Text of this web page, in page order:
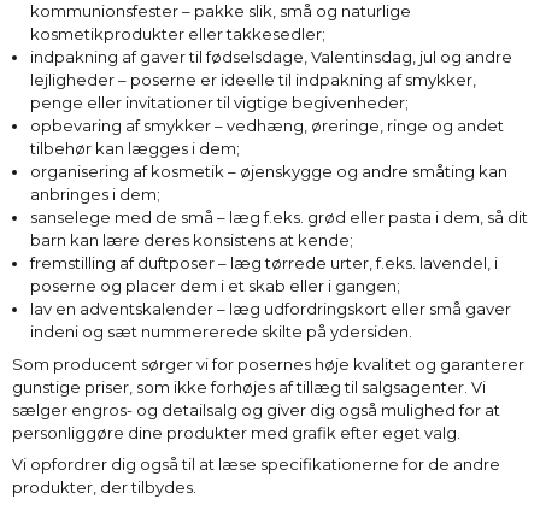
kommunionsfester – pakke slik, små og naturlige
kosmetikprodukter eller takkesedler;
indpakning af gaver til fødselsdage, Valentinsdag, jul og andre
lejligheder – poserne er ideelle til indpakning af smykker,
penge eller invitationer til vigtige begivenheder;
opbevaring af smykker – vedhæng, øreringe, ringe og andet
tilbehør kan lægges i dem;
organisering af kosmetik – øjenskygge og andre småting kan
anbringes i dem;
sanselege med de små – læg f.eks. grød eller pasta i dem, så dit
barn kan lære deres konsistens at kende;
fremstilling af duftposer – læg tørrede urter, f.eks. lavendel, i
poserne og placer dem i et skab eller i gangen;
lav en adventskalender – læg udfordringskort eller små gaver
indeni og sæt nummererede skilte på ydersiden.
Som producent sørger vi for posernes høje kvalitet og garanterer
gunstige priser, som ikke forhøjes af tillæg til salgsagenter. Vi
sælger engros- og detailsalg og giver dig også mulighed for at
personliggøre dine produkter med grafik efter eget valg.
Vi opfordrer dig også til at læse specifikationerne for de andre
produkter, der tilbydes.